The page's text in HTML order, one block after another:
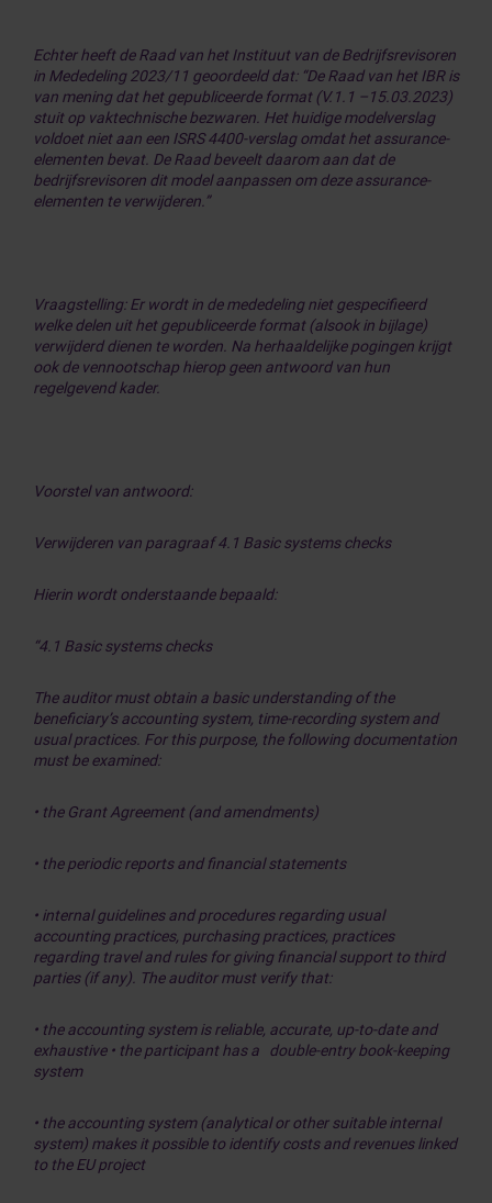
Echter heeft de Raad van het Instituut van de Bedrijfsrevisoren
in Mededeling 2023/11 geoordeeld dat: “De Raad van het IBR is
van mening dat het gepubliceerde format (V.1.1 –15.03.2023)
stuit op vaktechnische bezwaren. Het huidige modelverslag
voldoet niet aan een ISRS 4400-verslag omdat het assurance-
elementen bevat. De Raad beveelt daarom aan dat de
bedrijfsrevisoren dit model aanpassen om deze assurance-
elementen te verwijderen.”
Vraagstelling: Er wordt in de mededeling niet gespecifieerd
welke delen uit het gepubliceerde format (alsook in bijlage)
verwijderd dienen te worden. Na herhaaldelijke pogingen krijgt
ook de vennootschap hierop geen antwoord van hun
regelgevend kader.
Voorstel van antwoord:
Verwijderen van paragraaf 4.1 Basic systems checks
Hierin wordt onderstaande bepaald:
“4.1 Basic systems checks
The auditor must obtain a basic understanding of the
beneficiary’s accounting system, time-recording system and
usual practices. For this purpose, the following documentation
must be examined:
• the Grant Agreement (and amendments)
• the periodic reports and financial statements
• internal guidelines and procedures regarding usual
accounting practices, purchasing practices, practices
regarding travel and rules for giving financial support to third
parties (if any). The auditor must verify that:
• the accounting system is reliable, accurate, up-to-date and
exhaustive • the participant has a double-entry book-keeping
system
• the accounting system (analytical or other suitable internal
system) makes it possible to identify costs and revenues linked
to the EU project